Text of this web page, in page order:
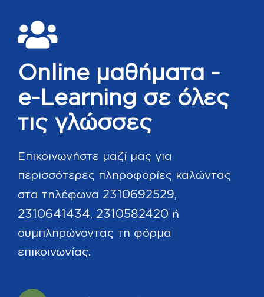
Online μαθήματα -
e-Learning σε όλες
τις γλώσσες
Επικοινωνήστε μαζί μας για
περισσότερες πληροφορίες καλώντας
στα τηλέφωνα 2310692529,
2310641434, 2310582420 ή
συμπληρώνοντας τη φόρμα
επικοινωνίας.